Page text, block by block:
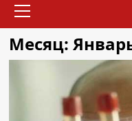
меню
Месяц: